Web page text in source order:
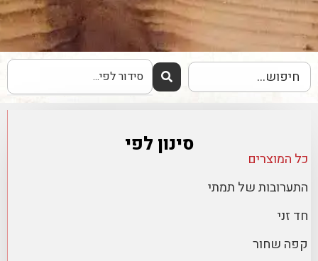
סינון לפי
כל המוצרים
התערובות של תמתי
חד זני
קפה שחור